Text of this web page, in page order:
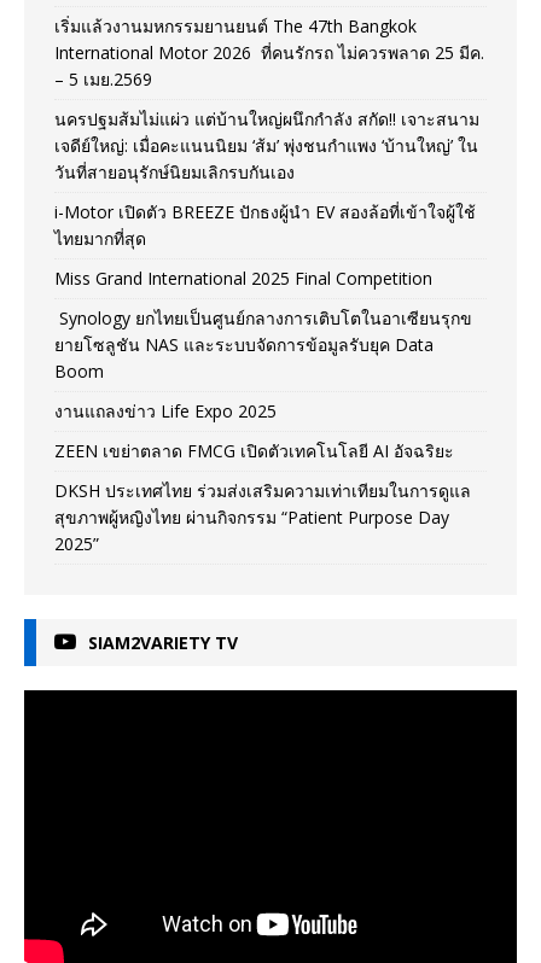
เริ่มแล้วงานมหกรรมยานยนต์ The 47th Bangkok
International Motor 2026 ที่คนรักรถ ไม่ควรพลาด 25 มีค.
– 5 เมย.2569
นครปฐมส้มไม่แผ่ว แต่บ้านใหญ่ผนึกกำลัง สกัด!! เจาะสนาม
เจดีย์ใหญ่: เมื่อคะแนนนิยม ‘ส้ม’ พุ่งชนกำแพง ‘บ้านใหญ่’ ใน
วันที่สายอนุรักษ์นิยมเลิกรบกันเอง
i-Motor เปิดตัว BREEZE ปักธงผู้นำ EV สองล้อที่เข้าใจผู้ใช้
ไทยมากที่สุด
Miss Grand International 2025 Final Competition
Synology ยกไทยเป็นศูนย์กลางการเติบโตในอาเซียนรุกข
ยายโซลูชัน NAS และระบบจัดการข้อมูลรับยุค Data
Boom
งานแถลงข่าว Life Expo 2025
ZEEN เขย่าตลาด FMCG เปิดตัวเทคโนโลยี AI อัจฉริยะ
DKSH ประเทศไทย ร่วมส่งเสริมความเท่าเทียมในการดูแล
สุขภาพผู้หญิงไทย ผ่านกิจกรรม “Patient Purpose Day
2025”
SIAM2VARIETY TV